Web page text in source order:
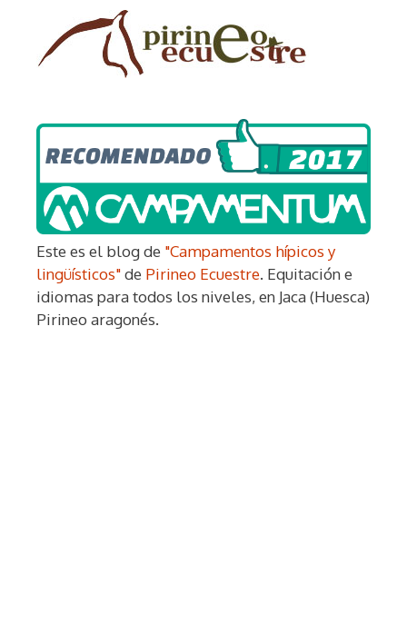
Este es el blog de "Campamentos hípicos y
lingüísticos"de Pirineo Ecuestre. Equitación e
idiomas para todos los niveles, en Jaca (Huesca)
Pirineo aragonés.